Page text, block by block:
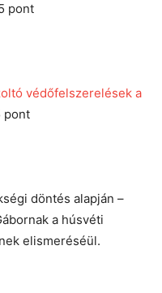
pont
védőfelszerelések a
pont
döntés alapján –
a húsvéti
elismeréséül.